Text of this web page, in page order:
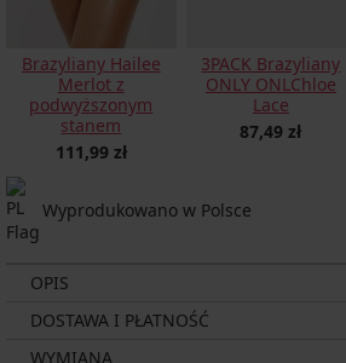
Brazyliany Hailee
Merlot z
podwyższonym
stanem
111,99 zł
3PACK Brazyliany
ONLY ONLChloe
Lace
87,49 zł
Wyprodukowano w Polsce
OPIS
DOSTAWA I PŁATNOŚĆ
WYMIANA